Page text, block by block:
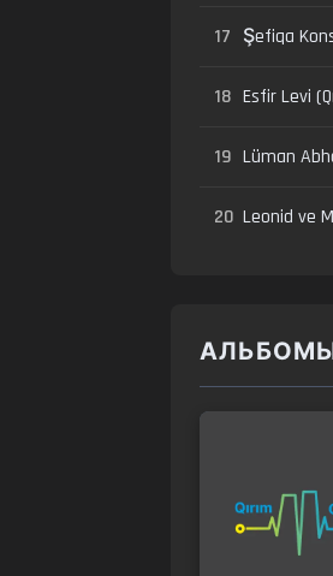
17 Şefiqa
18 Esfir Levi
19 Lüman
20 Leonid ve